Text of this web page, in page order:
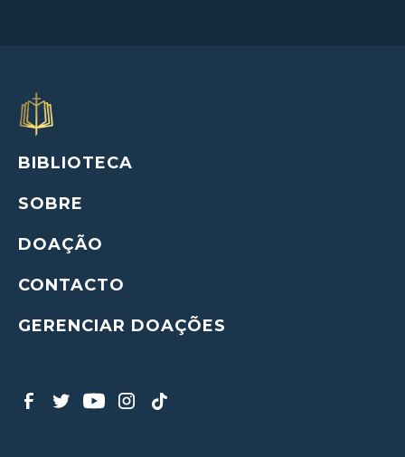
BIBLIOTECA
SOBRE
DOAÇÃO
CONTACTO
GERENCIAR DOAÇÕES